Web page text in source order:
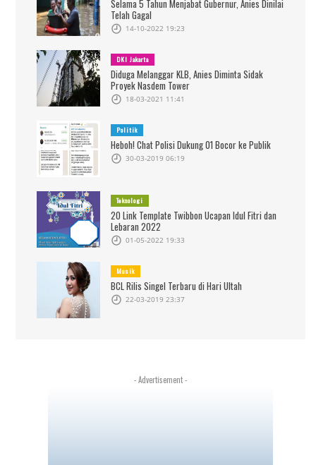
Selama 5 Tahun Menjabat Gubernur, Anies Dinilai
Telah Gagal
14-10-2022 19:23
DKI Jakarta
Diduga Melanggar KLB, Anies Diminta Sidak
Proyek Nasdem Tower
18-03-2021 11:41
Politik
Heboh! Chat Polisi Dukung 01 Bocor ke Publik
30-03-2019 06:19
Teknologi
20 Link Template Twibbon Ucapan Idul Fitri dan
Lebaran 2022
01-05-2022 19:33
Musik
BCL Rilis Singel Terbaru di Hari Ultah
22-03-2019 23:37
- Advertisement -